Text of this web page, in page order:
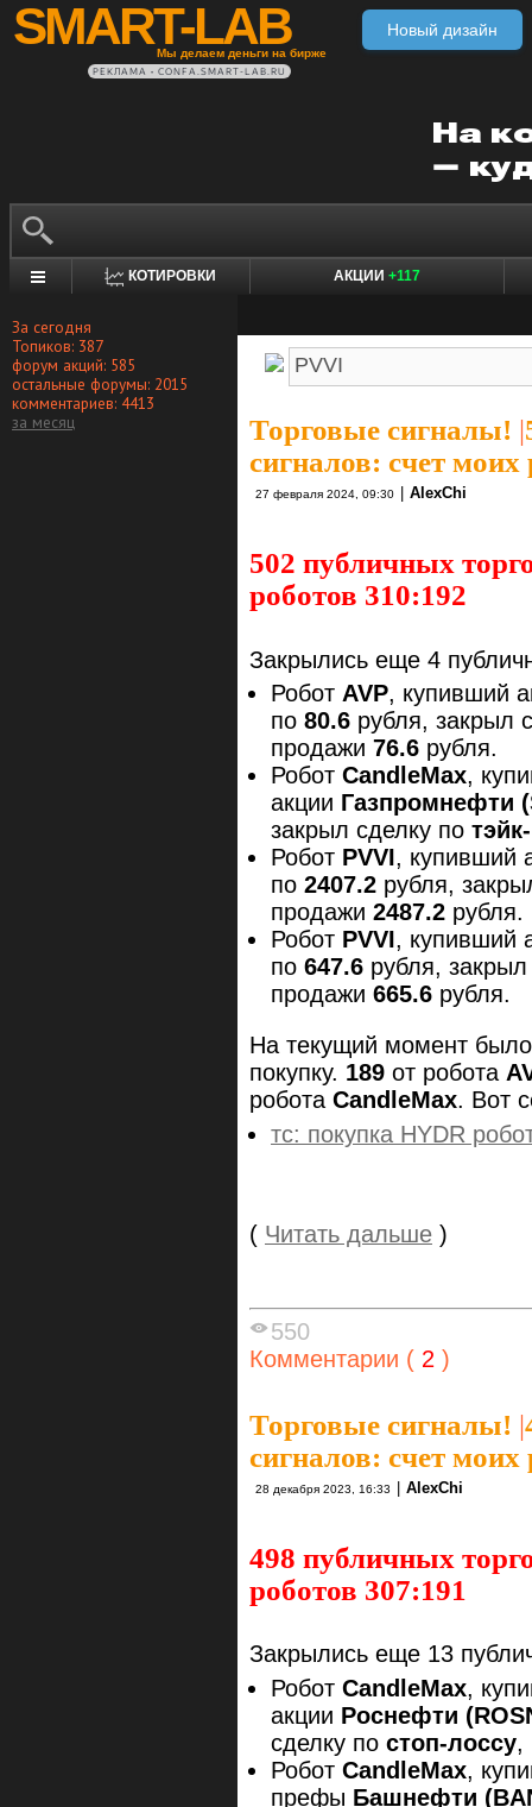
SMART-LAB
Мы делаем деньги на бирже
Новый дизайн
РЕКЛАМА • CONFA.SMART-LAB.RU
КОТИРОВКИ АКЦИИ +117
За сегодня
Топиков: 387
форум акций: 585
остальные форумы: 2015
комментариев: 4413
за месяц
Торговые сигналы! |
сигналов: счет моих
27 февраля 2024, 09:30 AlexChi
502 публичных
роботов 310:192
Закрылись еще 4
Робот AVP, купивший
по 80.6 рубля, закрыл
продажи 76.6 рубля.
Робот CandleMax,
акции Газпромнефти (
закрыл сделку по
Робот PVVI, купивший
по 2407.2 рубля,
продажи 2487.2 рубля.
Робот PVVI, купивший
по 647.6 рубля,
продажи 665.6 рубля.
На текущий момент
покупку. 189 от робота
робота CandleMax. Вот
тс: покупка HYDR
( Читать дальше )
550
Комментарии ( 2 )
Торговые сигналы! |
сигналов: счет моих
28 декабря 2023, 16:33 AlexChi
498 публичных
роботов 307:191
Закрылись еще 13
Робот CandleMax,
акции Роснефти (
сделку по стоп-лоссу,
Робот CandleMax,
префы Башнефти (